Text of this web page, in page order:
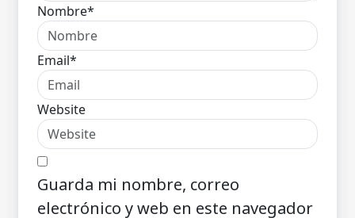
Nombre*
Email*
Website
Guarda mi nombre, correo
electrónico y web en este navegador